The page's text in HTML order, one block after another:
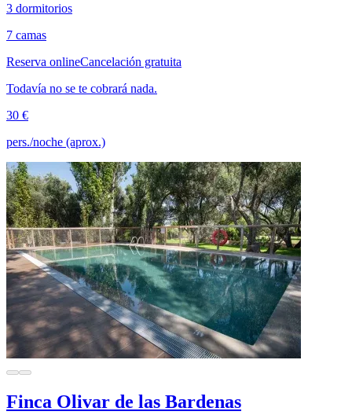
3 dormitorios
7 camas
Reserva onlineCancelación gratuita
Todavía no se te cobrará nada.
30 €
pers./noche (aprox.)
Finca Olivar de las Bardenas